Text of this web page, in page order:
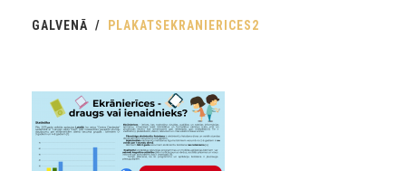
GALVENĀ PLAKATSEKRANIERICES2